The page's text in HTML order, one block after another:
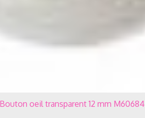
Bouton oeil transparent 12 mm M60684